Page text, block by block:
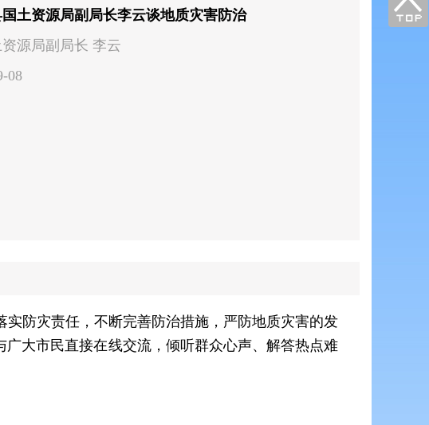
土资源局副局长李云谈地质灾害防治
源局副局长 李云
08
防灾责任，不断完善防治措施，严防地质灾害的发
大市民直接在线交流，倾听群众心声、解答热点难